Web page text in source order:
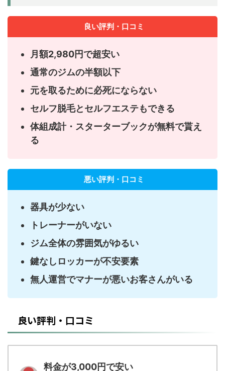
良い評判・口コミ
月額2,980円で超安い
通常のジムの半額以下
元を取るために必死にならない
セルフ脱毛とセルフエステもできる
体組成計・スターターブックが無料で貰え
る
悪い評判・口コミ
器具が少ない
トレーナーがいない
ジム全体の雰囲気がゆるい
鍵なしロッカーが不安要素
無人運営でマナーが悪いお客さんがいる
良い評判・口コミ
料金が3,000円で安い